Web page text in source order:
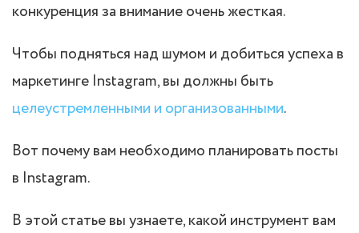
конкуренция за внимание очень жесткая.
Чтобы подняться над шумом и добиться успеха в
маркетинге Instagram, вы должны быть
целеустремленными и организованными.
Вот почему вам необходимо планировать посты
в Instagram.
В этой статье вы узнаете, какой инструмент вам